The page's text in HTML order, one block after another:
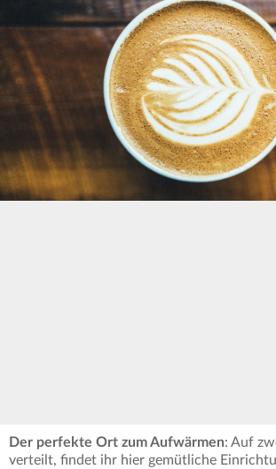
Der perfekte Ort zum Aufwärmen: Auf
verteilt, findet ihr hier gemütliche